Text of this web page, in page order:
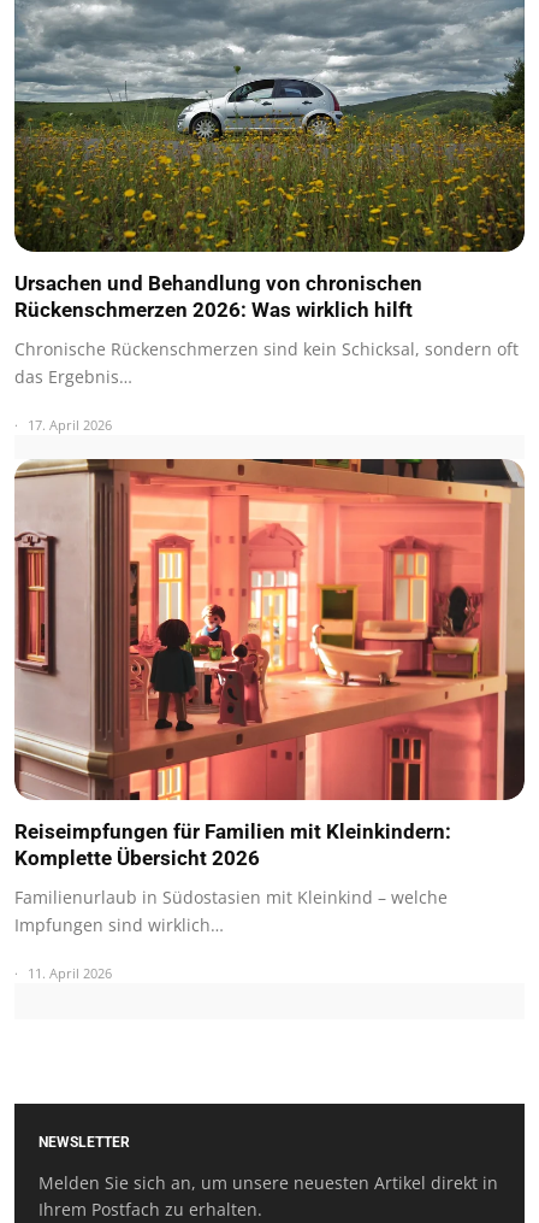
Ursachen und Behandlung von chronischen
Rückenschmerzen 2026: Was wirklich hilft
Chronische Rückenschmerzen sind kein Schicksal, sondern oft
das Ergebnis…
17. April 2026
Reiseimpfungen für Familien mit Kleinkindern:
Komplette Übersicht 2026
Familienurlaub in Südostasien mit Kleinkind – welche
Impfungen sind wirklich…
11. April 2026
NEWSLETTER
Melden Sie sich an, um unsere neuesten Artikel direkt in
Ihrem Postfach zu erhalten.